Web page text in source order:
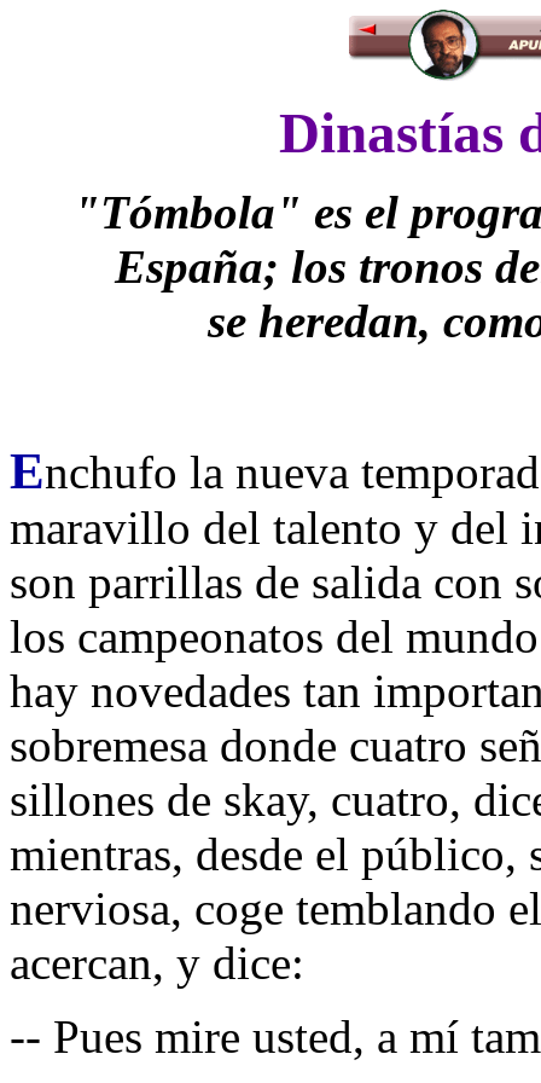
Dinastías
"Tómbola" es el
España; los tronos
se heredan,
Enchufo la nueva
maravillo del talento y del
son parrillas de salida con
los campeonatos del
hay novedades tan
sobremesa donde cuatro
sillones de skay, cuatro,
mientras, desde el público,
nerviosa, coge temblando
acercan, y dice:
-- Pues mire usted, a mí